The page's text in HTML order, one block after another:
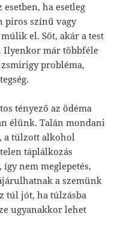
ha esetleg
piros színű vagy
el. Sőt, akár a test
Ilyenkor már többféle
probléma,
tényező az ödéma
élünk. Talán mondani
a túlzott alkohol
táplálkozás
nem meglepetés,
a szemünk
túl jót, ha túlzásba
ugyanakkor lehet